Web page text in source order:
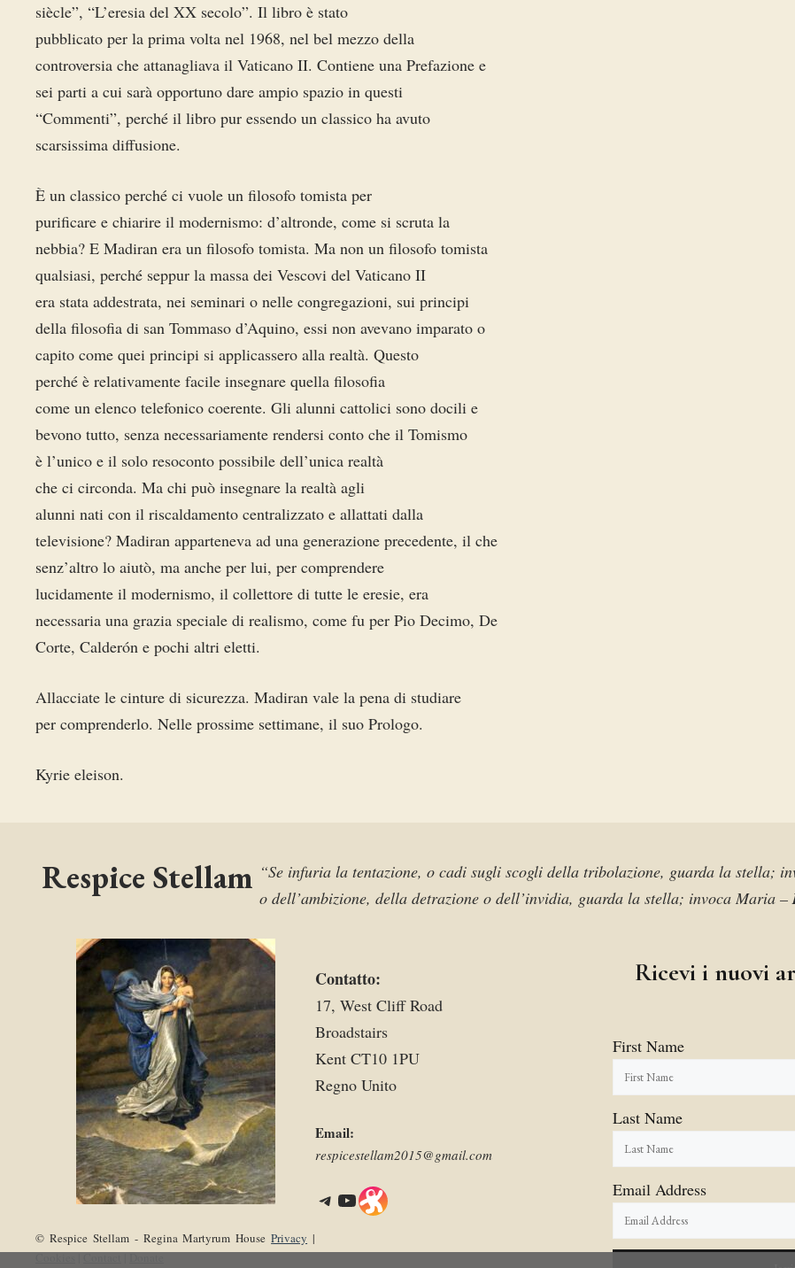
siècle”, “L’eresia del XX secolo”. Il libro è stato
pubblicato per la prima volta nel 1968, nel bel mezzo della
controversia che attanagliava il Vaticano II. Contiene una Prefazione e
sei parti a cui sarà opportuno dare ampio spazio in questi
“Commenti”, perché il libro pur essendo un classico ha avuto
scarsissima diffusione.
È un classico perché ci vuole un filosofo tomista per
purificare e chiarire il modernismo: d’altronde, come si scruta la
nebbia? E Madiran era un filosofo tomista. Ma non un filosofo tomista
qualsiasi, perché seppur la massa dei Vescovi del Vaticano II
era stata addestrata, nei seminari o nelle congregazioni, sui principi
della filosofia di san Tommaso d’Aquino, essi non avevano imparato o
capito come quei principi si applicassero alla realtà. Questo
perché è relativamente facile insegnare quella filosofia
come un elenco telefonico coerente. Gli alunni cattolici sono docili e
bevono tutto, senza necessariamente rendersi conto che il Tomismo
è l’unico e il solo resoconto possibile dell’unica realtà
che ci circonda. Ma chi può insegnare la realtà agli
alunni nati con il riscaldamento centralizzato e allattati dalla
televisione? Madiran apparteneva ad una generazione precedente, il che
senz’altro lo aiutò, ma anche per lui, per comprendere
lucidamente il modernismo, il collettore di tutte le eresie, era
necessaria una grazia speciale di realismo, come fu per Pio Decimo, De
Corte, Calderón e pochi altri eletti.
Allacciate le cinture di sicurezza. Madiran vale la pena di studiare
per comprenderlo. Nelle prossime settimane, il suo Prologo.
Kyrie eleison.
Respice Stellam “Se infuria la tentazione, o cadi sugli scogli della tribolazione, guarda la stella;
o dell’ambizione, della detrazione o dell’invidia, guarda la stella; invoca Maria –
© Respice Stellam - Regina Martyrum HousePrivacy |
Cookies|Contact|Donate
Contatto:
17, West Cliff Road
Broadstairs
Kent CT10 1PU
Regno Unito
Email:
respicestellam2015@gmail.com
Telegram YouTube Link
Ricevi i nuovi
First Name
Last Name
Email Address